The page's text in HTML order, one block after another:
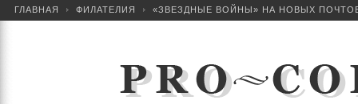
ГЛАВНАЯ ФИЛАТЕЛИЯ «ЗВЕЗДНЫЕ ВОЙНЫ» НА НОВЫХ